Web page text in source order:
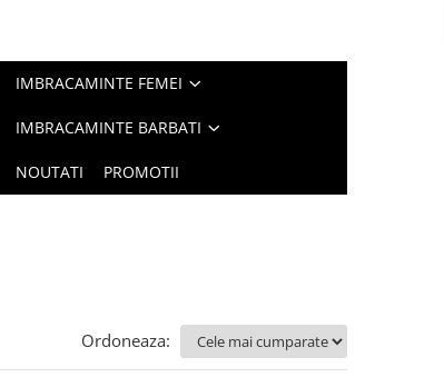
IMBRACAMINTE FEMEI
IMBRACAMINTE BARBATI
NOUTATI PROMOTII
Ordoneaza: